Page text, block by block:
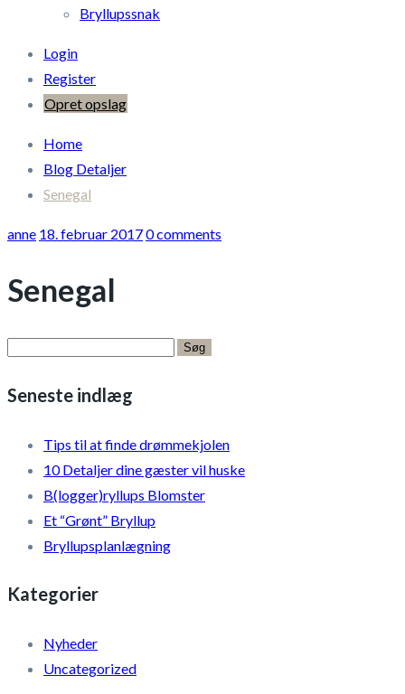
Bryllupssnak
Login
Register
Opret opslag
Home
Blog Detaljer
Senegal
anne 18. februar 20170 comments
Senegal
Seneste indlæg
Tips til at finde drømmekjolen
10 Detaljer dine gæster vil huske
B(logger)ryllups Blomster
Et “Grønt” Bryllup
Bryllupsplanlægning
Kategorier
Nyheder
Uncategorized